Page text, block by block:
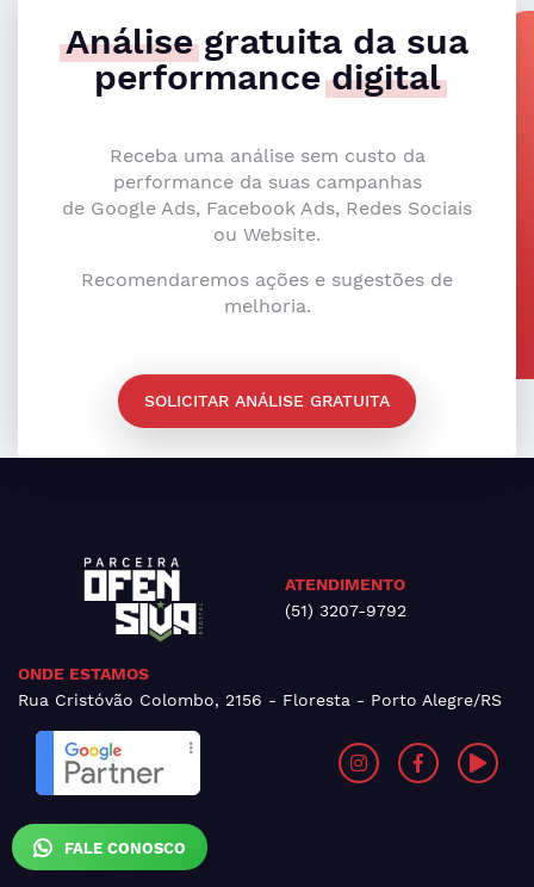
FALE CONOSCO
Análisegratuita da sua
performancedigital
Receba uma análise sem custo da
performance da suas campanhas
de Google Ads, Facebook Ads, Redes Sociais
ou Website.
Recomendaremos ações e sugestões de
melhoria.
SOLICITAR ANÁLISE GRATUITA
ATENDIMENTO
(51) 3207-9792
ONDE ESTAMOS
Rua Cristóvão Colombo, 2156 - Floresta - Porto Alegre/RS